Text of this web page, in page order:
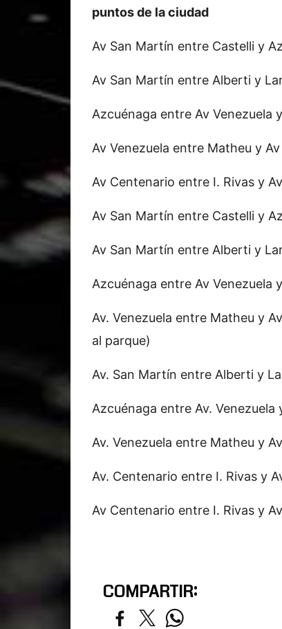
puntos de la ciudad
Av San Martín entre Castelli y
Av San Martín entre Alberti y
Azcuénaga entre Av Venezuela
Av Venezuela entre Matheu y
Av Centenario entre I. Rivas y
Av San Martín entre Castelli y
Av San Martín entre Alberti y
Azcuénaga entre Av Venezuela
Av. Venezuela entre Matheu y
al parque)
Av. San Martín entre Alberti y
Azcuénaga entre Av. Venezuela
Av. Venezuela entre Matheu y
Av. Centenario entre I. Rivas y
Av Centenario entre I. Rivas y
COMPARTIR: